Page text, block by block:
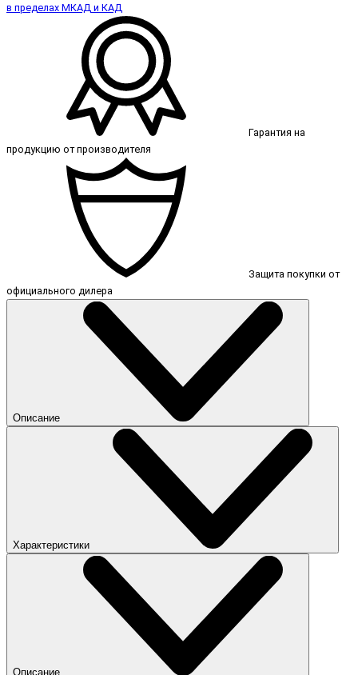
в пределах МКАД и КАД
Гарантия на
продукцию от производителя
Защита покупки от
официального дилера
Описание
Характеристики
Описание